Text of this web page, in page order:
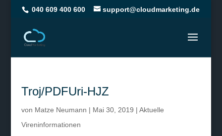
040 609 400 600 support@cloudmarketing.de
Troj/PDFUri-HJZ
von Matze Neumann | Mai 30, 2019 | Aktuelle
Vireninformationen